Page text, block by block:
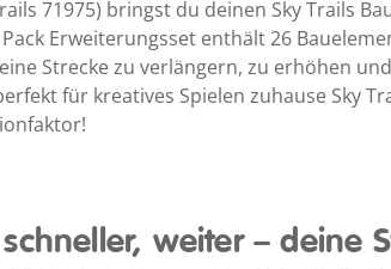
71975) bringst du deinen Sky Trails
Erweiterungsset enthält 26
Strecke zu verlängern, zu erhöhen
für kreatives Spielen zuhause Sky
weiter – deine